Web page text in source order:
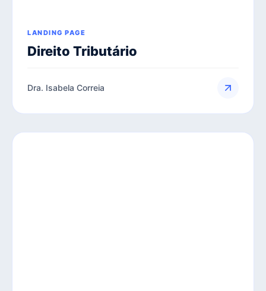
LANDING PAGE
Direito Tributário
Dra. Isabela Correia